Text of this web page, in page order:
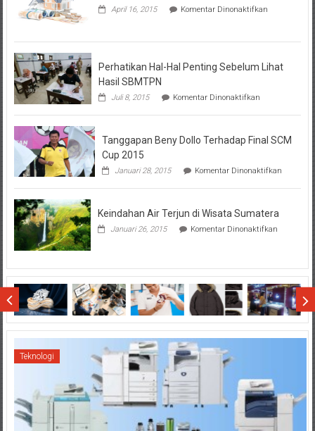
April 16, 2015 Komentar Dinonaktifkan
Perhatikan Hal-Hal Penting Sebelum Lihat
Hasil SBMTPN
Juli 8, 2015 Komentar Dinonaktifkanpada
Hal-
Penting
Hasil
Tanggapan Beny Dollo Terhadap Final SCM
Cup 2015
Januari 28, 2015 Komentar Dinonaktifkanpada
Beny
Keindahan Air Terjun di Wisata Sumatera
Januari 26, 2015 Komentar Dinonaktifkanpada
di
Wisata
Sumatera
Teknologi